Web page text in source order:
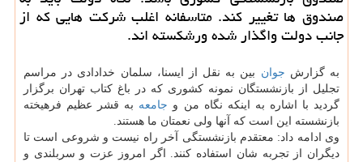
صندوق ها تغییر كند. متاسفانه اغلب شركت هایی كه از
جانب دولت واگذار شده ورشكسته اند.
به گزارش جوان بین به نقل از ایسنا، سلمان خدادادی در مراسم
تجلیل از بازنشستگان نمونه كشوری كه در باغ كتاب تهران برگزار
گردید با اشاره به اینكه نگاه من و جامعه به قشر عظیم فرهیخته
بازنشسته این است كه آنها ولی نعمتان ما هستند.
وی ادامه داد: معتقدم بازنشستگی آخر راه نیست و شروعی است تا
دیگران از تجربه شان استفاده كنند. اگر امروز عزت و سربلندی و